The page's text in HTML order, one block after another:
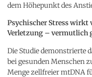
dem Höhepunkt des
Psychischer Stress
Verletzung – vermutlich
Die Studie demonstrierte
bei gesunden Menschen
Menge zellfreier mtDNA